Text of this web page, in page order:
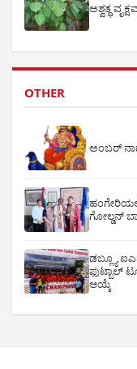
ಅಶ್ವತ್ಥ
OTHER
ಅಂಬರ್
ಗೋಲ್ಡನ್
ಡಬ್ಲ್ಯೂ
ಫುಟ್ಬಾಲ್
ಆಯ್ಕೆ